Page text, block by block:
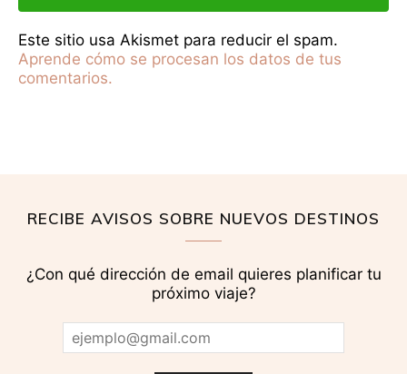
Este sitio usa Akismet para reducir el spam.
Aprende cómo se procesan los datos de tus
comentarios.
RECIBE AVISOS SOBRE NUEVOS DESTINOS
¿Con qué dirección de email quieres planificar tu
próximo viaje?